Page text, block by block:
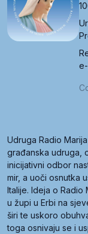
Udruga Radio
građanska udruga,
inicijativni odbor
mir, a uoči osnutka
Italije. Ideja o Radio
u župi u Erbi na
širi te uskoro
toga osnivaju se i